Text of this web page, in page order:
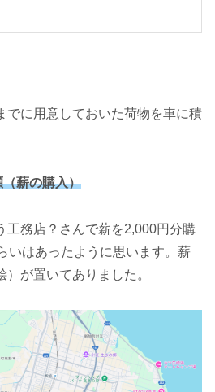
に用意しておいた荷物を車に積
薪の購入）
務店？さんで薪を2,000円分購
いはあったように思います。薪
が置いてありました。